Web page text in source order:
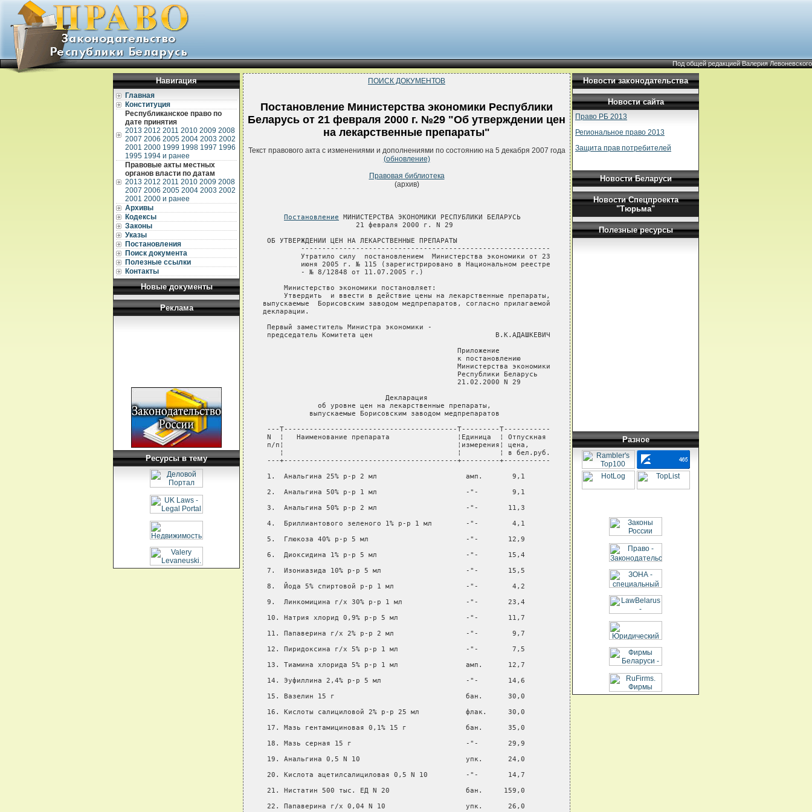
Под общей редакцией Валерия Левоневского
Навигация
Главная
Конституция
Республиканское право по
дате принятия
2013 2012 2011 2010 2009 2008
2007 2006 2005 2004 2003 2002
2001 2000 1999 1998 1997 1996
1995 1994 и ранее
Правовые акты местных
органов власти по датам
2013 2012 2011 2010 2009 2008
2007 2006 2005 2004 2003 2002
2001 2000 и ранее
Архивы
Кодексы
Законы
Указы
Постановления
Поиск документа
Полезные ссылки
Контакты
Новые документы
Реклама
Ресурсы в тему
ПОИСК ДОКУМЕНТОВ
Постановление Министерства экономики Республики
Беларусь от 21 февраля 2000 г. №29 "Об утверждении цен
на лекарственные препараты"
Текст правового акта с изменениями и дополнениями по состоянию на 5 декабря 2007 года
(обновление)
Правовая библиотека
(архив)
Постановление МИНИСТЕРСТВА ЭКОНОМИКИ РЕСПУБЛИКИ БЕЛАРУСЬ
                      21 февраля 2000 г. N 29
ОБ УТВЕРЖДЕНИИ ЦЕН НА ЛЕКАРСТВЕННЫЕ ПРЕПАРАТЫ
         -----------------------------------------------------------
         Утратило силу  постановлением  Министерства экономики от 23
         июня 2005 г. № 115 (зарегистрировано в Национальном реестре
         - № 8/12848 от 11.07.2005 г.)
     Министерство экономики постановляет:
     Утвердить  и ввести в действие цены на лекарственные препараты,
выпускаемые  Борисовским заводом медпрепаратов, согласно прилагаемой
декларации.
Первый заместитель Министра экономики -
председатель Комитета цен                             В.К.АДАШКЕВИЧ
                                              Приложение
                                              к постановлению
                                              Министерства экономики
                                              Республики Беларусь
                                              21.02.2000 N 29
                             Декларация
             об уровне цен на лекарственные препараты,
           выпускаемые Борисовским заводом медпрепаратов
---T-----------------------------------------T---------T-----------
N  ¦   Наименование препарата                ¦Единица  ¦ Отпускная
п/п¦                                         ¦измерения¦ цена,
    ¦                                         ¦         ¦ в бел.руб.
---+-----------------------------------------+---------+-----------
1.  Анальгина 25% р-р 2 мл                     амп.       9,1
2.  Анальгина 50% р-р 1 мл                     -"-        9,1
3.  Анальгина 50% р-р 2 мл                     -"-       11,3
4.  Бриллиантового зеленого 1% р-р 1 мл        -"-        4,1
5.  Глюкоза 40% р-р 5 мл                       -"-       12,9
6.  Диоксидина 1% р-р 5 мл                     -"-       15,4
7.  Изониазида 10% р-р 5 мл                    -"-       15,5
8.  Йода 5% спиртовой р-р 1 мл                 -"-        4,2
9.  Линкомицина г/х 30% р-р 1 мл               -"-       23,4
10. Натрия хлорид 0,9% р-р 5 мл                -"-       11,7
11. Папаверина г/х 2% р-р 2 мл                 -"-        9,7
12. Пиридоксина г/х 5% р-р 1 мл                -"-        7,5
13. Тиамина хлорида 5% р-р 1 мл                амп.      12,7
14. Эуфиллина 2,4% р-р 5 мл                    -"-       14,6
15. Вазелин 15 г                               бан.      30,0
16. Кислоты салициловой 2% р-р 25 мл           флак.     30,0
17. Мазь гентамициновая 0,1% 15 г              бан.      35,0
18. Мазь серная 15 г                           -"-       29,9
19. Анальгина 0,5 N 10                         упк.      24,0
20. Кислота ацетилсалициловая 0,5 N 10         -"-       14,7
21. Нистатин 500 тыс. ЕД N 20                  бан.     159,0
22. Папаверина г/х 0,04 N 10                   упк.      26,0
Новости законодательства
Новости сайта
Право РБ 2013
Региональное право 2013
Защита прав потребителей
Новости Беларуси
Новости Спецпроекта
"Тюрьма"
Полезные ресурсы
Разное